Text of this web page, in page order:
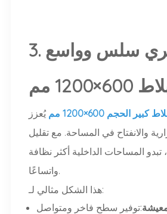
3. تأثير بصري سلس وواسع
600×1200 مم
كبير الحجم 600×1200 مم
يُعزز
والانفتاح في المساحة. مع تقليل
المساحات الداخلية أكثر نظافة
واتساعًا.
هذا الشكل مثالي لـ:
:توفير سطح فاخر ومتواصل